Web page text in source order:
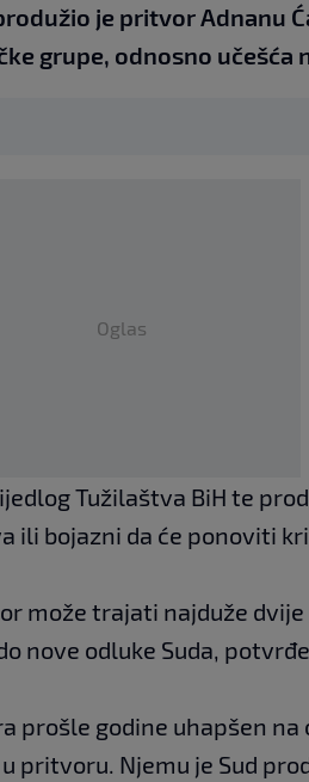
je pritvor Adnanu
grupe, odnosno učešća
Oglas
Tužilaštva BiH te
ili bojazni da će ponoviti
može trajati najduže dvije
nove odluke Suda,
prošle godine uhapšen na
pritvoru. Njemu je Sud